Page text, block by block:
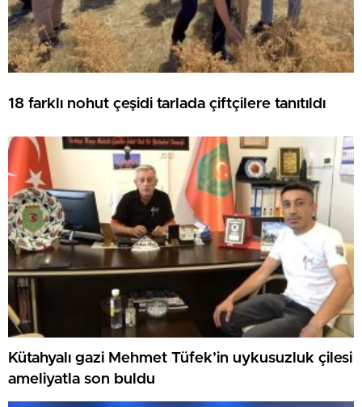
18 farklı nohut çeşidi tarlada çiftçilere tanıtıldı
Kütahyalı gazi Mehmet Tüfek’in uykusuzluk çilesi
ameliyatla son buldu